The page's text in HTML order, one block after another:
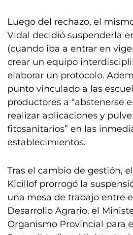
Luego del rechazo, el
Vidal decidió suspenderla
(cuando iba a entrar en
crear un equipo
elaborar un protocolo.
punto vinculado a las
productores a “abstenerse
realizar aplicaciones y
fitosanitarios” en las
establecimientos.
Tras el cambio de gestión,
Kicillof prorrogó la
una mesa de trabajo entre
Desarrollo Agrario, el
Organismo Provincial para